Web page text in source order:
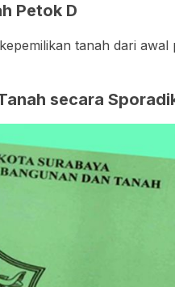
Petok D
tanah dari awal
secara